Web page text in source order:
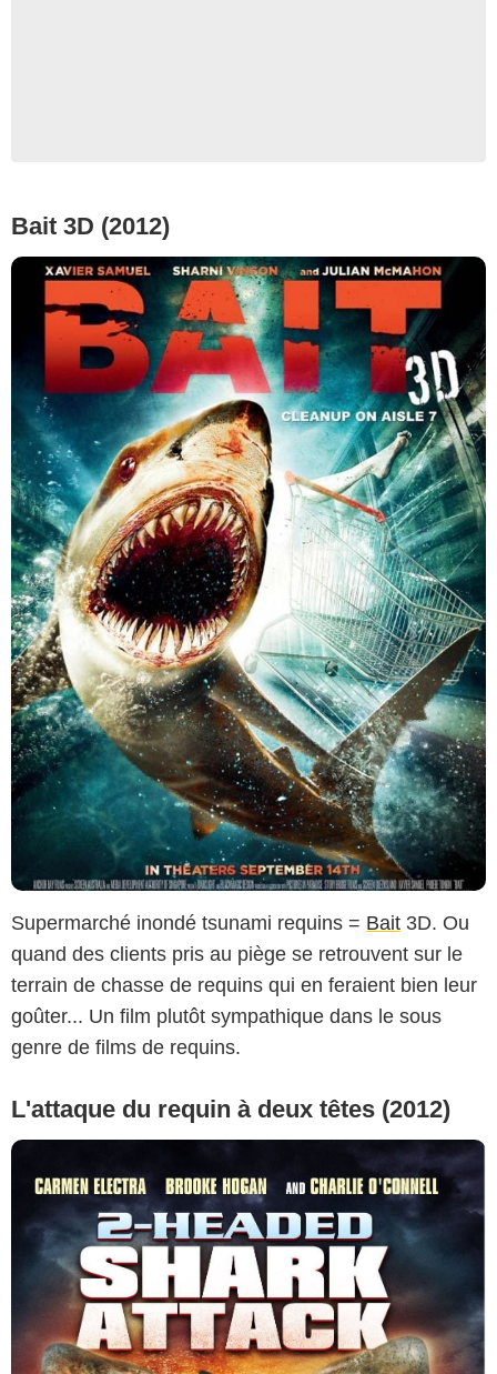
Bait 3D (2012)
Supermarché inondé tsunami requins = Bait 3D. Ou
quand des clients pris au piège se retrouvent sur le
terrain de chasse de requins qui en feraient bien leur
goûter... Un film plutôt sympathique dans le sous
genre de films de requins.
L'attaque du requin à deux têtes (2012)